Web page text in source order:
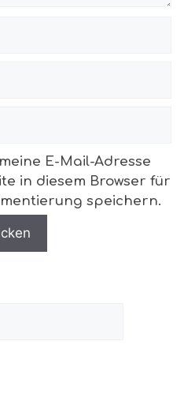
E-Mail-Adresse
in diesem Browser für
speichern.